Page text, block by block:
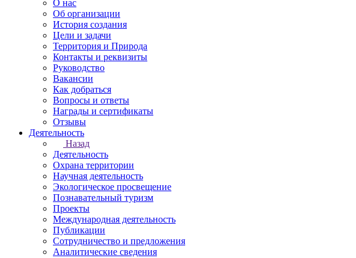
О нас
Об организации
История создания
Цели и задачи
Территория и Природа
Контакты и реквизиты
Руководство
Вакансии
Как добраться
Вопросы и ответы
Награды и сертификаты
Отзывы
Деятельность
Назад
Деятельность
Охрана территории
Научная деятельность
Экологическое просвещение
Познавательный туризм
Проекты
Международная деятельность
Публикации
Сотрудничество и предложения
Аналитические сведения